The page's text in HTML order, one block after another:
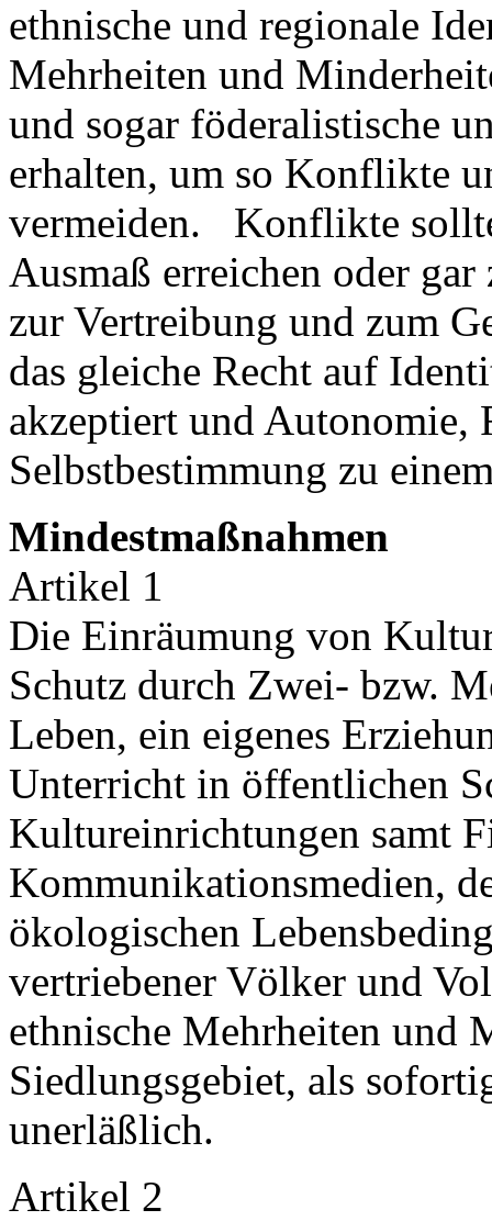
ethnische und regionale
Mehrheiten und
und sogar föderalistische
erhalten, um so Konflikte
vermeiden. Konflikte
Ausmaß erreichen oder
zur Vertreibung und zum
das gleiche Recht auf
akzeptiert und Autonomie,
Selbstbestimmung zu
Mindestmaßnahmen
Artikel 1
Die Einräumung von
Schutz durch Zwei- bzw.
Leben, ein eigenes
Unterricht in öffentlichen
Kultureinrichtungen samt
Kommunikationsmedien,
ökologischen
vertriebener Völker und
ethnische Mehrheiten und
Siedlungsgebiet, als
unerläßlich.
Artikel 2